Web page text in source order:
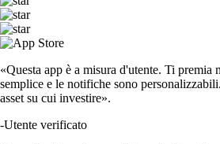
«Questa app è a misura d'utente. Ti premia
semplice e le notifiche sono
asset su cui investire».
-Utente verificato